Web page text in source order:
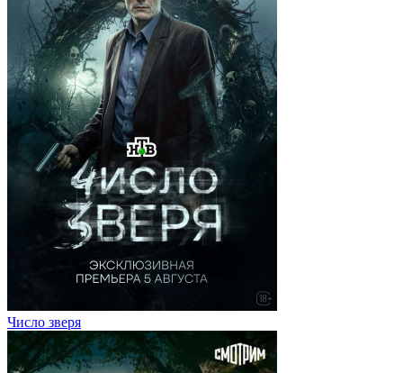
Число зверя